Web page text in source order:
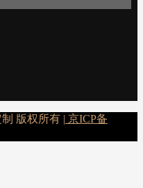
版权所有 | 京ICP备